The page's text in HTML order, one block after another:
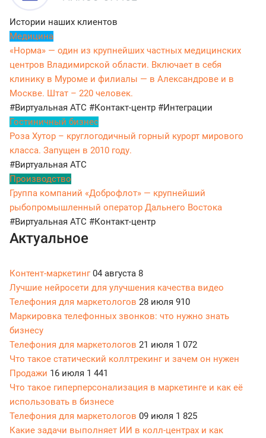
Истории наших клиентов
Медицина
«Норма» — один из крупнейших частных медицинских
центров Владимирской области. Включает в себя
клинику в Муроме и филиалы — в Александрове и в
Москве. Штат – 220 человек.
#Виртуальная АТС #Контакт-центр #Интеграции
Гостиничный бизнес
Роза Хутор – круглогодичный горный курорт мирового
класса. Запущен в 2010 году.
#Виртуальная АТС
Производство
Группа компаний «Доброфлот» — крупнейший
рыбопромышленный оператор Дальнего Востока
#Виртуальная АТС #Контакт-центр
Актуальное
Контент-маркетинг04 августа 8
Лучшие нейросети для улучшения качества видео
Телефония для маркетологов 28 июля 910
Маркировка телефонных звонков: что нужно знать
бизнесу
Телефония для маркетологов 21 июля 1 072
Что такое статический коллтрекинг и зачем он нужен
Продажи 16 июля 1 441
Что такое гиперперсонализация в маркетинге и как её
использовать в бизнесе
Телефония для маркетологов 09 июля 1 825
Какие задачи выполняет ИИ в колл-центрах и как